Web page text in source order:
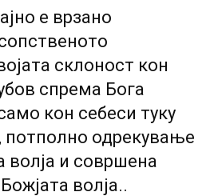
е врзано
склоност кон
спрема Бога
кон себеси туку
потполно одрекување
волја и совршена
волја..